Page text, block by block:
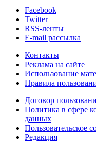
Facebook
Twitter
RSS-ленты
E-mail рассылка
Контакты
Реклама на сайте
Использование
Правила
Договор
Политика в сфере
данных
Пользовательское
Редакция